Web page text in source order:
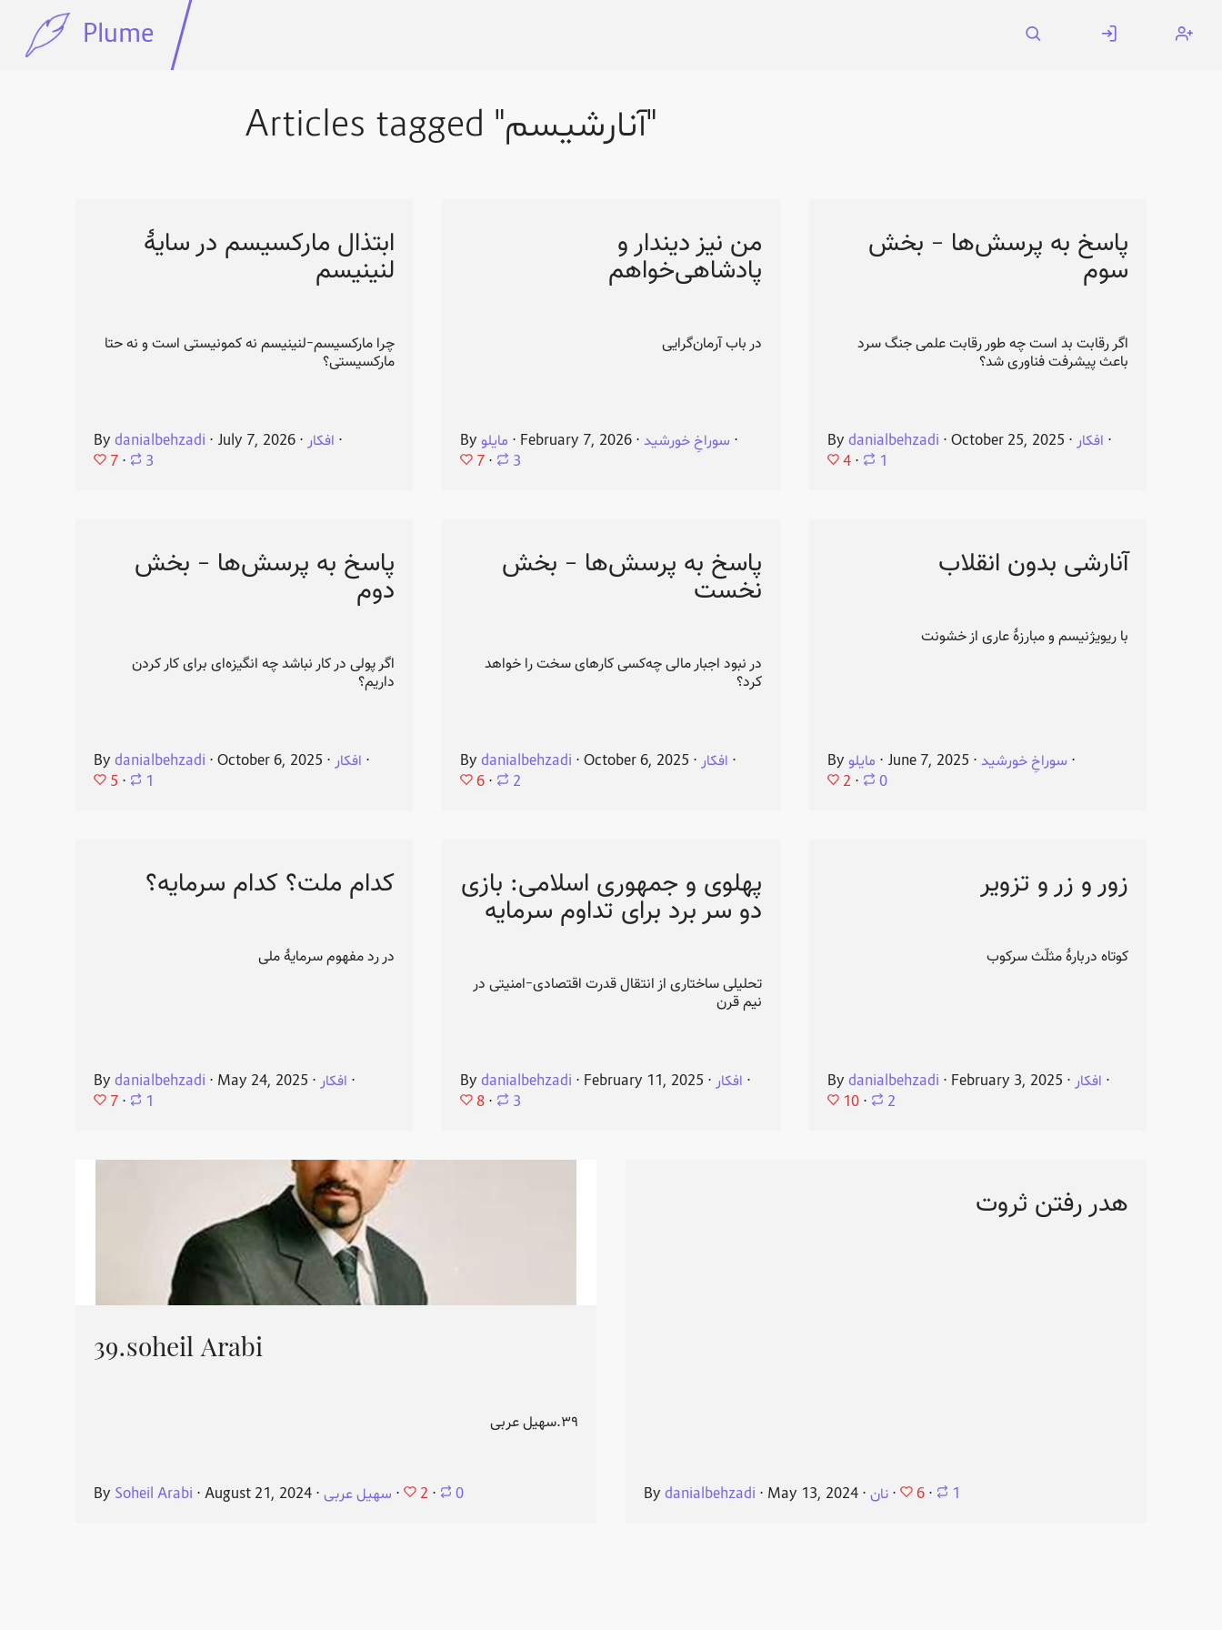
Plume
Articles tagged "آنارشیسم"
ابتذال مارکسیسم در سایهٔ
لنینیسم
چرا مارکسیسم-لنینیسم نه کمونیستی است و نه حتا
مارکسیستی؟
Bydanialbehzadi ⋅ July 7, 2026 ⋅ افکار ⋅
7 ⋅ 3
من نیز دیندار و
پادشاهی‌خواهم
در باب آرمان‌گرایی
Byمایلو ⋅ February 7, 2026 ⋅سوراخِ خورشید ⋅
7 ⋅ 3
پاسخ به پرسش‌ها - بخش
سوم
اگر رقابت بد است چه طور رقابت علمی جنگ سرد
باعث پیشرفت فناوری شد؟
By danialbehzadi ⋅ October 25, 2025 ⋅ افکار ⋅
4 ⋅ 1
پاسخ به پرسش‌ها - بخش
دوم
اگر پولی در کار نباشد چه انگیزه‌ای برای کار کردن
داریم؟
Bydanialbehzadi ⋅October 6, 2025 ⋅ افکار ⋅
5 ⋅ 1
پاسخ به پرسش‌ها - بخش
نخست
در نبود اجبار مالی چه‌کسی کارهای سخت را خواهد
کرد؟
Bydanialbehzadi ⋅October 6, 2025 ⋅ افکار ⋅
6 ⋅ 2
آنارشی بدون انقلاب
با ریویژنیسم و مبارزهٔ عاری از خشونت
By مایلو ⋅ June 7, 2025 ⋅ سوراخِ خورشید ⋅
2 ⋅ 0
کدام ملت؟ کدام سرمایه؟
در رد مفهوم سرمایهٔ ملی
Bydanialbehzadi ⋅ May 24, 2025 ⋅ افکار ⋅
7 ⋅ 1
پهلوی و جمهوری اسلامی: بازی
دو سر برد برای تداوم سرمایه
تحلیلی ساختاری از انتقال قدرت اقتصادی-امنیتی در
نیم قرن
Bydanialbehzadi ⋅ February 11, 2025 ⋅ افکار ⋅
8 ⋅ 3
زور و زر و تزویر
کوتاه دربارهٔ مثلّث سرکوب
By danialbehzadi ⋅ February 3, 2025 ⋅ افکار ⋅
10 ⋅ 2
39.soheil Arabi
۳۹.سهیل عربی
By Soheil Arabi ⋅August 21, 2024 ⋅ ⋅ 2 ⋅ 0
هدر رفتن ثروت
By danialbehzadi ⋅ May 13, 2024 ⋅ نان ⋅ 6 ⋅ 1